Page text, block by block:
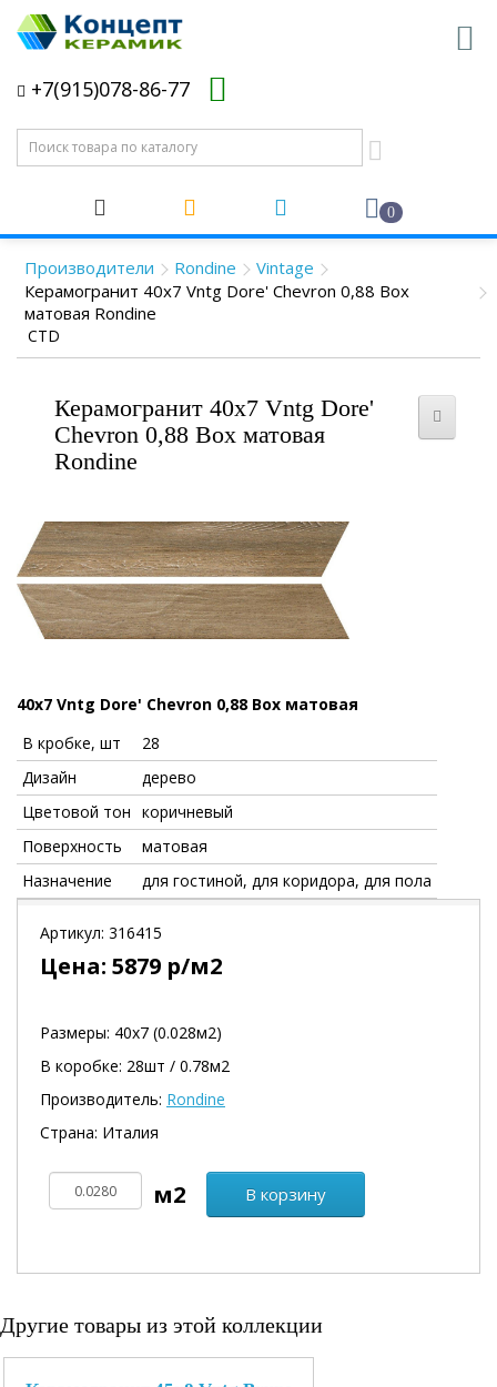
+7(915)078-86-77
0
Производители Rondine
Vintage
Керамогранит 40x7 Vntg Dore' Chevron 0,88 Box
матовая Rondine
CTD
Керамогранит 40x7 Vntg Dore'
Chevron 0,88 Box матовая
Rondine
40x7 Vntg Dore' Chevron 0,88 Box матовая
В кробке, шт
28
Дизайн
дерево
Цветовой тон коричневый
Поверхность
матовая
Назначение
для гостиной, для коридора, для пола
Артикул: 316415
Цена: 5879 р/м2
Размеры: 40х7 (0.028м2)
В коробке: 28шт / 0.78м2
Производитель: Rondine
Страна: Италия
В корзину
Другие товары из этой коллекции